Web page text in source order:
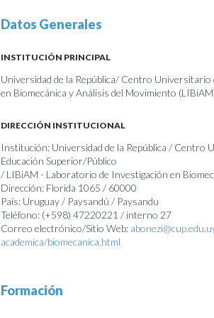
Datos Generales
INSTITUCIÓN PRINCIPAL
Universidad de la República/ Centro
en Biomecánica y Análisis del Movimiento
DIRECCIÓN INSTITUCIONAL
Institución: Universidad de la República / Centro
Educación Superior/Público
/ LIBiAM - Laboratorio de Investigación en
Dirección: Florida 1065 / 60000
País: Uruguay / Paysandú / Paysandu
Teléfono: (+598) 47220221 / interno 27
Correo electrónico/Sitio Web:
academica/biomecanica.html
Formación